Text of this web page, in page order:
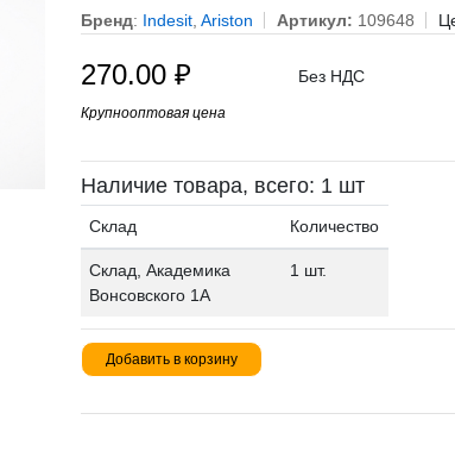
Бренд: Indesit, Ariston Артикул: 109648
270.00 ₽
Крупнооптовая цена
Без НДС
Наличие товара, всего: 1 шт
Склад Количество
Склад, Академика
Вонсовского 1А
1 шт.
Добавить в корзину